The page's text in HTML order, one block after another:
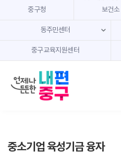
본문 내용 바
주메뉴 바로
중구청 보건소
동주민센터
중구교육지원센터
중소기업 육성기금 융자